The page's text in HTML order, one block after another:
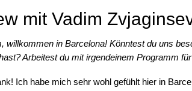
mit Vadim
willkommen in Barcelona! Könntest du uns
Arbeitest du mit irgendeinem Programm
Ich habe mich sehr wohl gefühlt hier in